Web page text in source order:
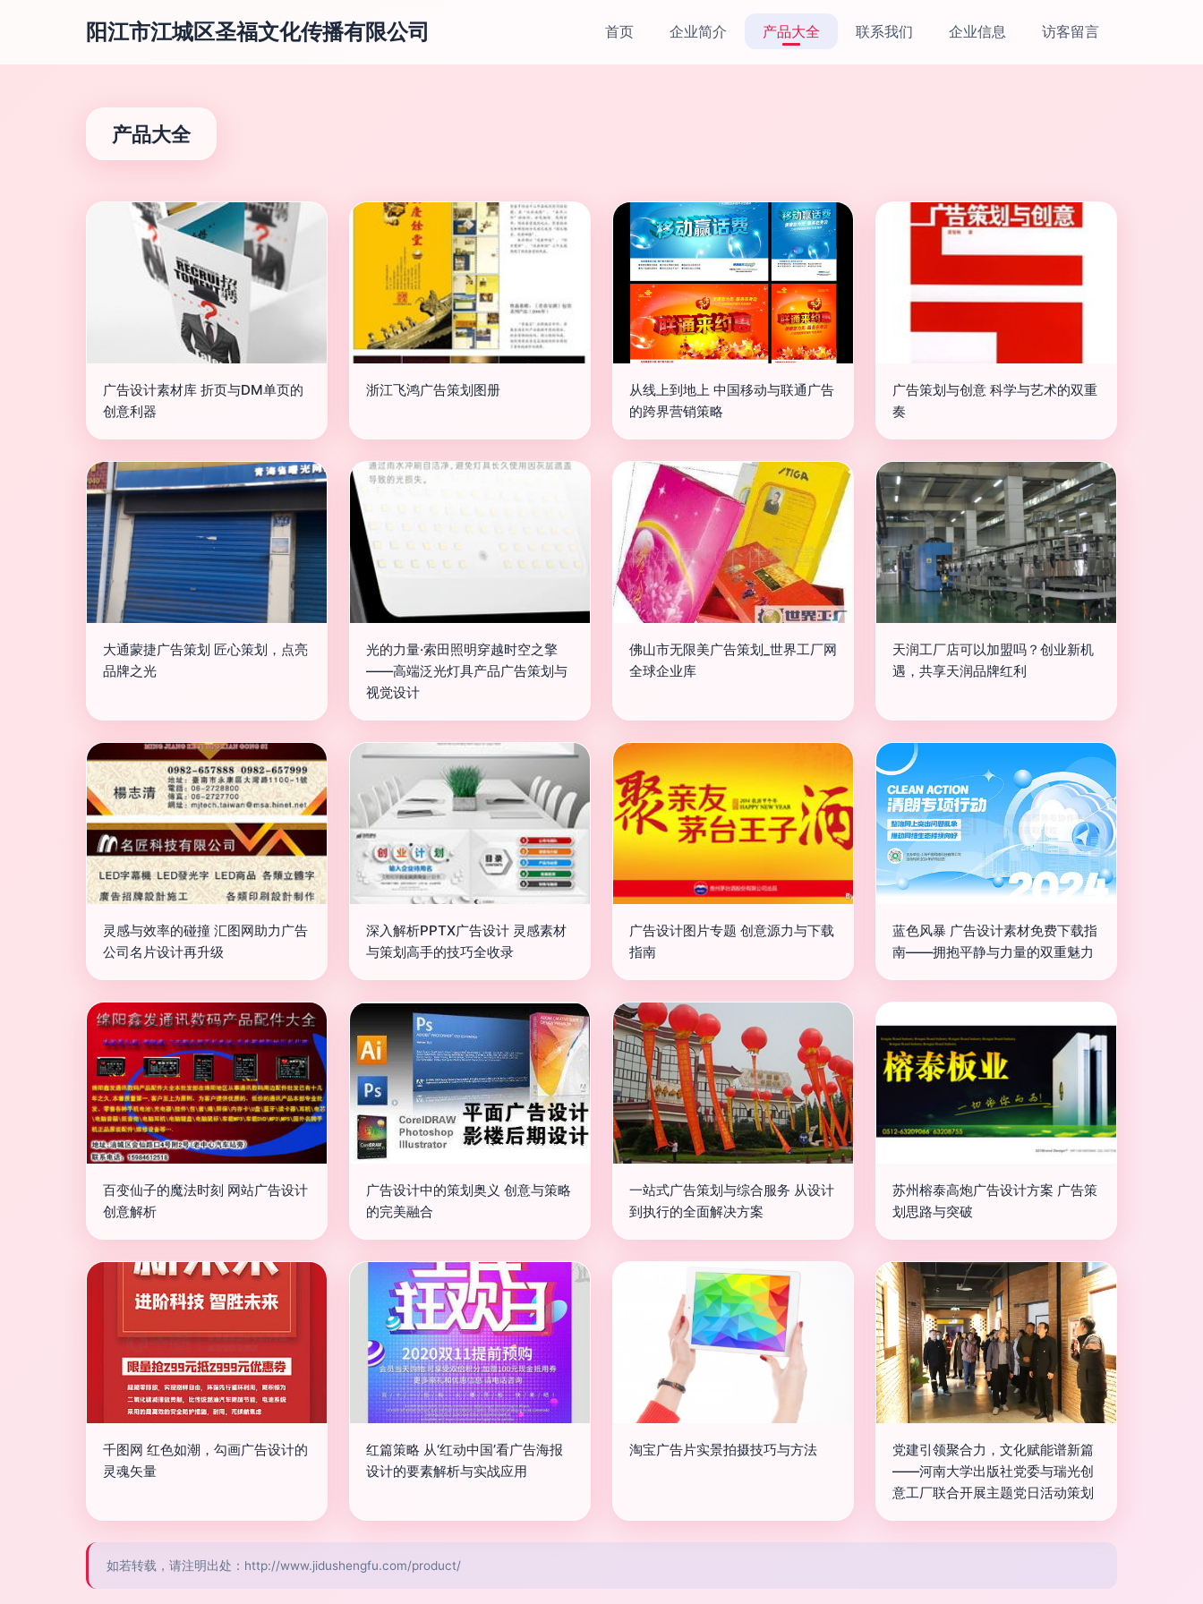
阳江市江城区圣福文化传播有限公司 首页 企业简介 产品大全 联系我们 企业信息 访客留言
产品大全
广告设计素材库 折页与DM单页的
创意利器
浙江飞鸿广告策划图册
从线上到地上 中国移动与联通广告
的跨界营销策略
广告策划与创意 科学与艺术的双重
奏
大通蒙捷广告策划 匠心策划，点亮
品牌之光
光的力量·索田照明穿越时空之擎
——高端泛光灯具产品广告策划与
视觉设计
佛山市无限美广告策划_世界工厂网
全球企业库
天润工厂店可以加盟吗？创业新机
遇，共享天润品牌红利
灵感与效率的碰撞 汇图网助力广告
公司名片设计再升级
深入解析PPTX广告设计 灵感素材
与策划高手的技巧全收录
广告设计图片专题 创意源力与下载
指南
蓝色风暴 广告设计素材免费下载指
南——拥抱平静与力量的双重魅力
百变仙子的魔法时刻 网站广告设计
创意解析
广告设计中的策划奥义 创意与策略
的完美融合
一站式广告策划与综合服务 从设计
到执行的全面解决方案
苏州榕泰高炮广告设计方案 广告策
划思路与突破
千图网 红色如潮，勾画广告设计的
灵魂矢量
红篇策略 从‘红动中国’看广告海报
设计的要素解析与实战应用
淘宝广告片实景拍摄技巧与方法
党建引领聚合力，文化赋能谱新篇
——河南大学出版社党委与瑞光创
意工厂联合开展主题党日活动策划
如若转载，请注明出处：http://www.jidushengfu.com/product/